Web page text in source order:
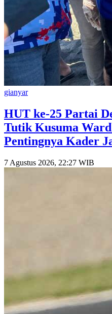
gianyar
HUT ke-25 Partai
Tutik Kusuma
Pentingnya Kader
7 Agustus 2026, 22:27 WIB